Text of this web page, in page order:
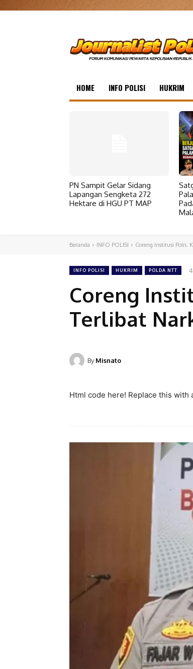
HOME INFO POLISI HUKRIM
PN Sampit Gelar Sidang
Lapangan Sengketa 272
Hektare di HGU PT MAP
Beranda INFO POLISI Coreng Institusi Polri,
INFO POLISI HUKRIM POLDA NTT
Coreng
Terlibat
By Misnato
Html code here! Replace this with